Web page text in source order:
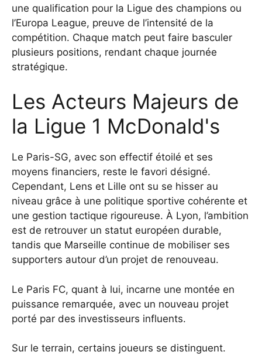
une qualification pour la Ligue des champions ou
l’Europa League, preuve de l’intensité de la
compétition. Chaque match peut faire basculer
plusieurs positions, rendant chaque journée
stratégique.
Les Acteurs Majeurs de
la Ligue 1 McDonald's
Le Paris-SG, avec son effectif étoilé et ses
moyens financiers, reste le favori désigné.
Cependant, Lens et Lille ont su se hisser au
niveau grâce à une politique sportive cohérente et
une gestion tactique rigoureuse. À Lyon, l’ambition
est de retrouver un statut européen durable,
tandis que Marseille continue de mobiliser ses
supporters autour d’un projet de renouveau.
Le Paris FC, quant à lui, incarne une montée en
puissance remarquée, avec un nouveau projet
porté par des investisseurs influents.
Sur le terrain, certains joueurs se distinguent.